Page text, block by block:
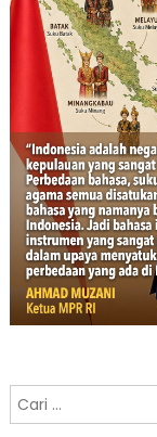
Cari
untuk: